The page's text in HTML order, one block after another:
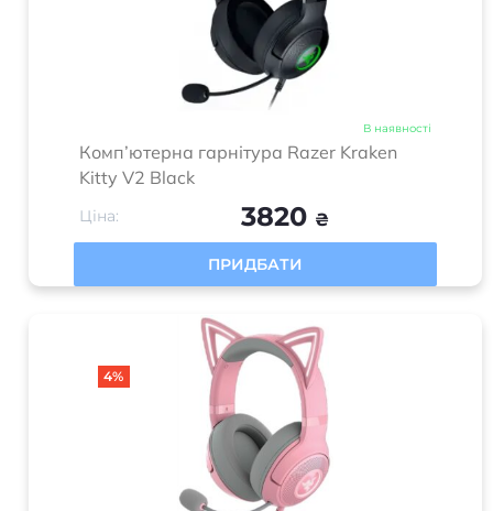
В наявності
Комп’ютерна гарнітура Razer Kraken
Kitty V2 Black
Ціна: 3820 ₴
ПРИДБАТИ
4%